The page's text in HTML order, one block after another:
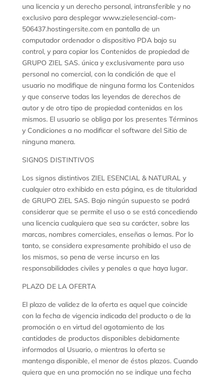
una licencia y un derecho personal, intransferible y no
exclusivo para desplegar www.zielesencial-com-
506437.hostingersite.com en pantalla de un
computador ordenador o dispositivo PDA bajo su
control, y para copiar los Contenidos de propiedad de
GRUPO ZIEL SAS. única y exclusivamente para uso
personal no comercial, con la condición de que el
usuario no modifique de ninguna forma los Contenidos
y que conserve todas las leyendas de derechos de
autor y de otro tipo de propiedad contenidas en los
mismos. El usuario se obliga por los presentes Términos
y Condiciones a no modificar el software del Sitio de
ninguna manera.
SIGNOS DISTINTIVOS
Los signos distintivos ZIEL ESENCIAL & NATURAL y
cualquier otro exhibido en esta página, es de titularidad
de GRUPO ZIEL SAS. Bajo ningún supuesto se podrá
considerar que se permite el uso o se está concediendo
una licencia cualquiera que sea su carácter, sobre las
marcas, nombres comerciales, enseñas o lemas. Por lo
tanto, se considera expresamente prohibido el uso de
los mismos, so pena de verse incurso en las
responsabilidades civiles y penales a que haya lugar.
PLAZO DE LA OFERTA
El plazo de validez de la oferta es aquel que coincide
con la fecha de vigencia indicada del producto o de la
promoción o en virtud del agotamiento de las
cantidades de productos disponibles debidamente
informados al Usuario, o mientras la oferta se
mantenga disponible, el menor de éstos plazos. Cuando
quiera que en una promoción no se indique una fecha